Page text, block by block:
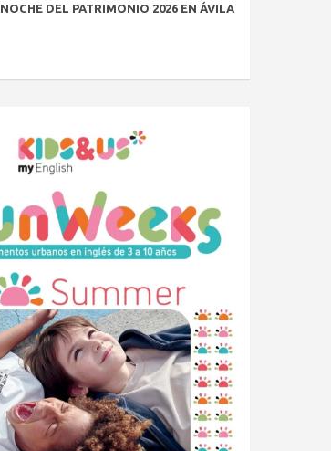
NOCHE DEL PATRIMONIO 2026 EN ÁVILA